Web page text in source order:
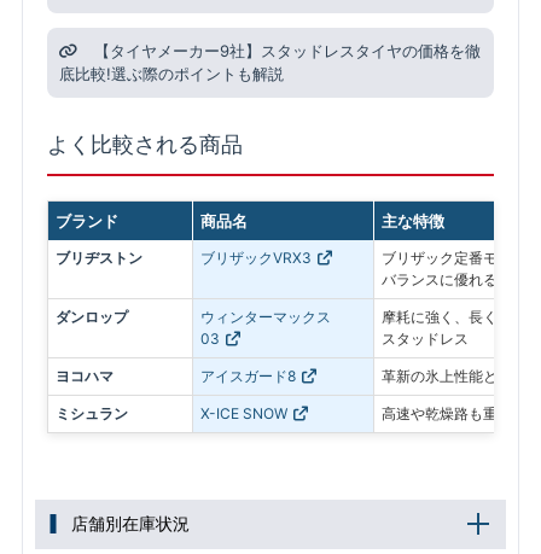
【タイヤメーカー9社】スタッドレスタイヤの価格を徹
底比較!選ぶ際のポイントも解説
よく比較される商品
ブランド 商品名 主な特徴
ブリヂストン ブリザックVRX3
ブリザック定番モデル
バランスに優れる
ダンロップ
ウィンターマックス
03
摩耗に強く、長く使い
スタッドレス
ヨコハマ アイスガード8 革新の氷上性能と静粛
ミシュラン X-ICE SNOW 高速や乾燥路も重視し
店舗別在庫状況